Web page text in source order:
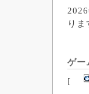
りま
ゲー
[